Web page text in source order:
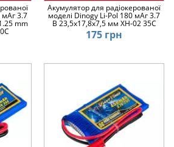
мАг 3.7
mm
Акумулятор для радіокерованої
моделі Dinogy Li-Pol 180 мАг 3.7
В 23,5х17,8х7,5 мм XH-02 35C
175 грн